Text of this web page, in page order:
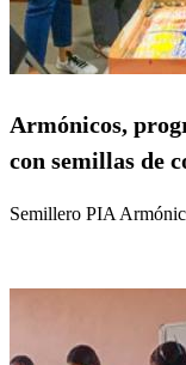
Armónicos,
con semillas de
Semillero PIA